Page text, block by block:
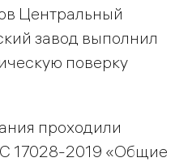
Центральный
завод выполнил
поверку
проходили
17028-2019 «Общие